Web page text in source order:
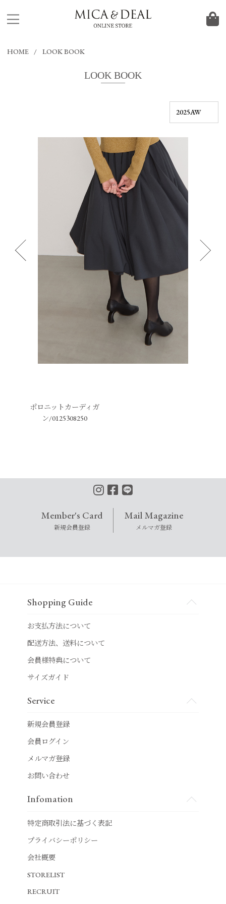
HOME LOOK BOOK
LOOK BOOK
ポロニットカーディガ
ン/0125308250
Member's Card
新規会員登録
Mail Magazine
メルマガ登録
Shopping Guide
お支払方法について
配送方法、送料について
会員様特典について
サイズガイド
Service
新規会員登録
会員ログイン
メルマガ登録
お問い合わせ
Infomation
特定商取引法に基づく表記
プライバシーポリシー
会社概要
STORELIST
RECRUIT